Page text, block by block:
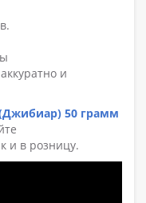
и
50 грамм
и в розницу.